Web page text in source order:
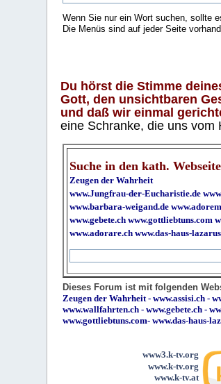
Wenn Sie nur ein Wort suchen, sollte
Die Menüs sind auf jeder Seite
Du hörst die Stimme
Gott, den unsichtbaren
und daß wir einmal
eine Schranke, die uns vom
Suche in den kath.
Zeugen der Wahrheit
www.Jungfrau-der-Eucharistie.de
www.barbara-weigand.de
www.gebete.ch www.gottliebtuns.com
www.adorare.ch www.das-haus-
Dieses Forum ist mit folgenden
Zeugen der Wahrheit-www.assisi.ch -
www.wallfahrten.ch -www.gebete.ch -
www.gottliebtuns.com-www.das-haus-
www3.k-tv.org
www.k-tv.org
www.k-tv.at